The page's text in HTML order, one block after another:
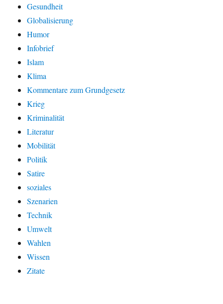
Gesundheit
Globalisierung
Humor
Infobrief
Islam
Klima
Kommentare zum Grundgesetz
Krieg
Kriminalität
Literatur
Mobilität
Politik
Satire
soziales
Szenarien
Technik
Umwelt
Wahlen
Wissen
Zitate